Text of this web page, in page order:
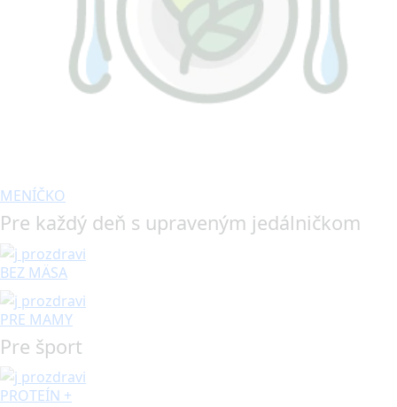
MENÍČKO
Pre každý deň s upraveným jedálničkom
BEZ MÄSA
PRE MAMY
Pre šport
PROTEÍN +